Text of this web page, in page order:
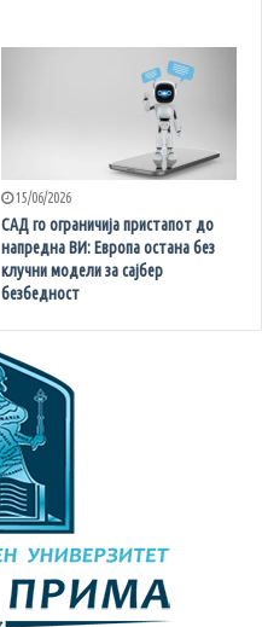
15/06/2026
САД го ограничија пристапот до
напредна ВИ: Европа остана без
клучни модели за сајбер
безбедност